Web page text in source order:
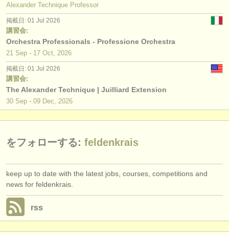
出版社:
掲載方法
find out about our
ログイン
Alexander Technique Professor
掲載日: 01 Jul 2026
講習会:
Orchestra Professionals - Professione Orchestra
21 Sep - 17 Oct, 2026
掲載日: 01 Jul 2026
講習会:
The Alexander Technique | Juilliard Extension
30 Sep - 09 Dec, 2026
をフォローする: feldenkrais
keep up to date with the latest jobs, courses, competitions and
news for feldenkrais.
rss